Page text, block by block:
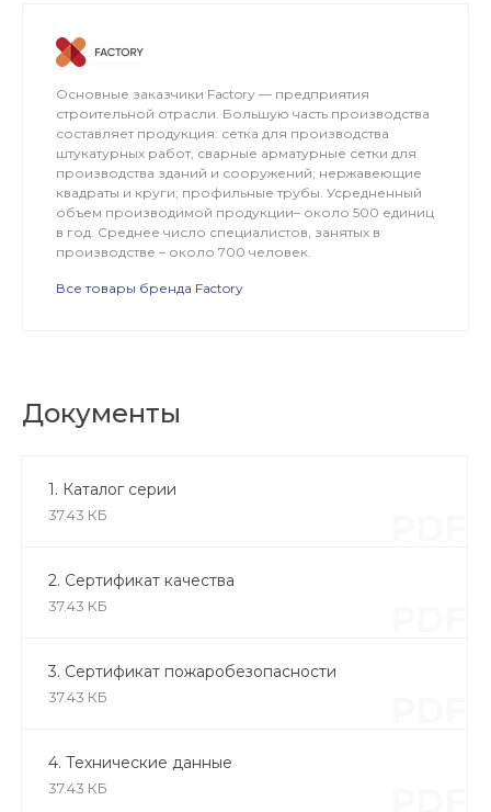
Основные заказчики Factory — предприятия
строительной отрасли. Большую часть производства
составляет продукция: сетка для производства
штукатурных работ, сварные арматурные сетки для
производства зданий и сооружений; нержавеющие
квадраты и круги; профильные трубы. Усредненный
объем производимой продукции– около 500 единиц
в год. Среднее число специалистов, занятых в
производстве – около 700 человек.
Все товары бренда Factory
Документы
1. Каталог серии
37.43 КБ
2. Сертификат качества
37.43 КБ
3. Сертификат пожаробезопасности
37.43 КБ
4. Технические данные
37.43 КБ